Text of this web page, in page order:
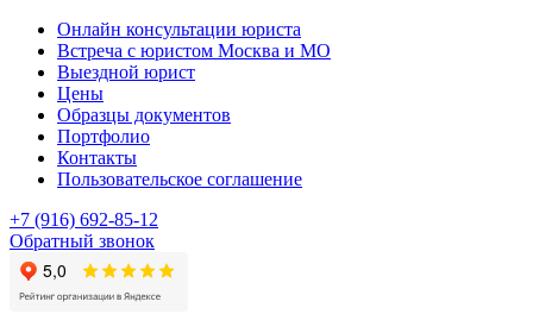
Онлайн консультации юриста
Встреча с юристом Москва и МО
Выездной юрист
Цены
Образцы документов
Портфолио
Контакты
Пользовательское соглашение
+7 (916) 692-85-12
Обратный звонок